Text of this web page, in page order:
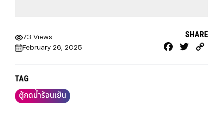
73 Views
February 26, 2025
SHARE
Facebook
Twitter
TAG
ตู้กดน้ำร้อนเย็น